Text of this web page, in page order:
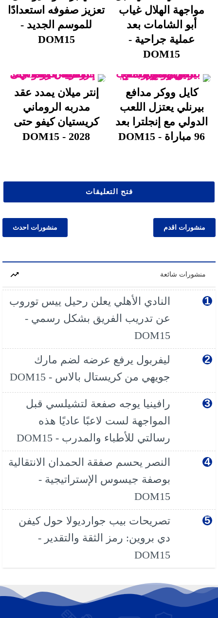
مواجهة الهلال غياب
أبو الشامات بعد
عملية جراحية -
DOM15
تعزيز صفوفه استعدادًا
للموسم الجديد -
DOM15
كايل ووكر مدافع
بيرنلي يعتزل اللعب
الدولي مع إنجلترا بعد
96 مباراة - DOM15
إنتر ميلان يمدد عقد
مدربه الروماني
كريستيان كيفو حتى
2028 - DOM15
فتح التعليقات
منشورات احدث منشورات اقدم
منشورات شائعة
النادي الأهلي يعلن رحيل ييس توروب
عن تدريب الفريق بشكل رسمي -
DOM15
ليفربول يرفع عرضه لضم مارك
جويهي من كريستال بالاس - DOM15
رافينيا يوجه صفعة لتشيلسي قبل
المواجهة لست لاعبًا عاديًا هذه
رسالتي للأطباء والمدرب - DOM15
النصر يحسم صفقة الحمدان الانتقالية
بوصفة جيسوس الإستراتيجية -
DOM15
تصريحات بيب جوارديولا حول كيفن
دي بروين: رمز الثقة والتقدير -
DOM15